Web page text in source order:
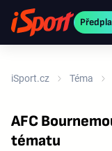
iSport.cz Téma
AFC
tématu